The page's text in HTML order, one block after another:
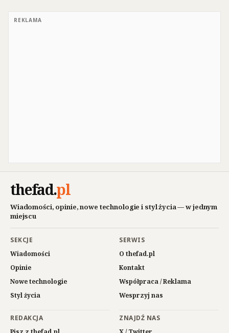
REKLAMA
thefad.pl
Wiadomości, opinie, nowe technologie i styl życia — w jednym
miejscu
SEKCJE
Wiadomości
Opinie
Nowe technologie
Styl życia
SERWIS
O thefad.pl
Kontakt
Współpraca / Reklama
Wesprzyj nas
REDAKCJA
ZNAJDŹ NAS